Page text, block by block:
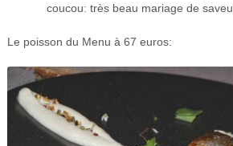
coucou: très beau mariage de
Le poisson du Menu à 67 euros: